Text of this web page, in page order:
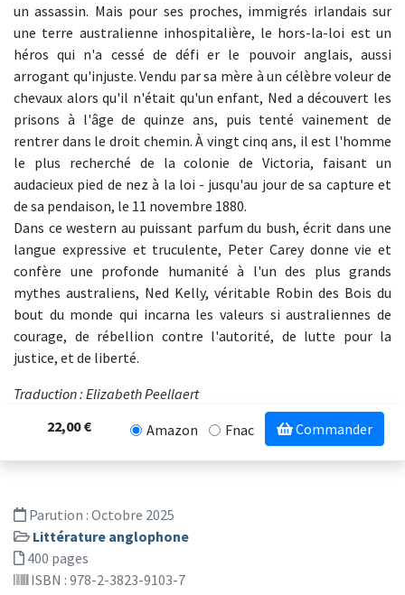
un assassin. Mais pour ses proches, immigrés irlandais sur
une terre australienne inhospitalière, le hors-la-loi est un
héros qui n'a cessé de défi er le pouvoir anglais, aussi
arrogant qu'injuste. Vendu par sa mère à un célèbre voleur de
chevaux alors qu'il n'était qu'un enfant, Ned a découvert les
prisons à l'âge de quinze ans, puis tenté vainement de
rentrer dans le droit chemin. À vingt cinq ans, il est l'homme
le plus recherché de la colonie de Victoria, faisant un
audacieux pied de nez à la loi - jusqu'au jour de sa capture et
de sa pendaison, le 11 novembre 1880.
Dans ce western au puissant parfum du bush, écrit dans une
langue expressive et truculente, Peter Carey donne vie et
confère une profonde humanité à l'un des plus grands
mythes australiens, Ned Kelly, véritable Robin des Bois du
bout du monde qui incarna les valeurs si australiennes de
courage, de rébellion contre l'autorité, de lutte pour la
justice, et de liberté.
Traduction : Elizabeth Peellaert
22,00 €
Amazon Fnac Commander
Parution : Octobre 2025
Littérature anglophone
400 pages
ISBN : 978-2-3823-9103-7